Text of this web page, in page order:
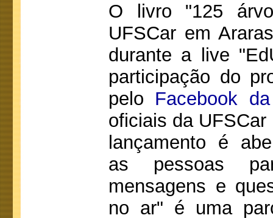
O livro "125
UFSCar em
durante a live
participação do
pelo Facebook
oficiais da
lançamento é
as pessoas
mensagens e
no ar" é uma